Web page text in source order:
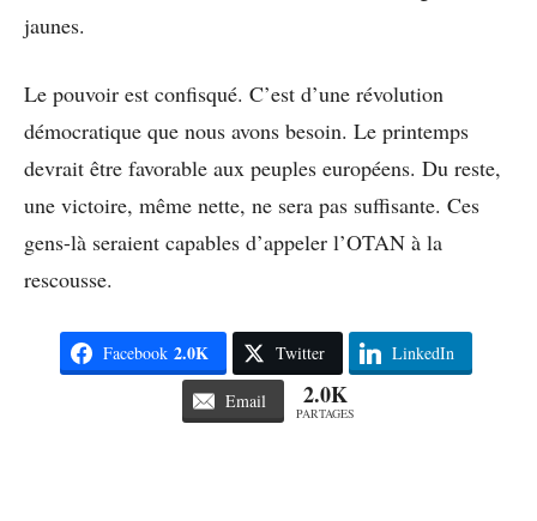
jaunes.
Le pouvoir est confisqué. C’est d’une révolution
démocratique que nous avons besoin. Le printemps
devrait être favorable aux peuples européens. Du reste,
une victoire, même nette, ne sera pas suffisante. Ces
gens-là seraient capables d’appeler l’OTAN à la
rescousse.
Facebook 2.0K Twitter LinkedIn
Email 2.0K
PARTAGES